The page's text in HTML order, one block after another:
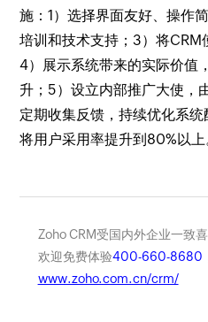
施：1）选择界面友好、操作
培训和技术支持；3）将CRM
4）展示系统带来的实际价值
升；5）设立内部推广大使，
定期收集反馈，持续优化系
将用户采用率提升到80%以上
Zoho CRM受国内外企业一致
欢迎免费体验400-660-8680
www.zoho.com.cn/crm/